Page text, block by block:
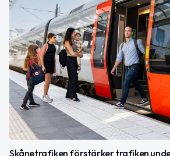
Skånetrafiken förstärker trafiken